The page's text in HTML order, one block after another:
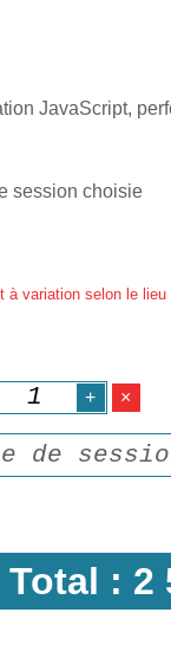
JavaScript,
session choisie
à variation selon le
Total : 2